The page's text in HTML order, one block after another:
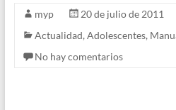
myp
20 de julio de 2011
Actualidad, Adolescentes,
No hay comentarios